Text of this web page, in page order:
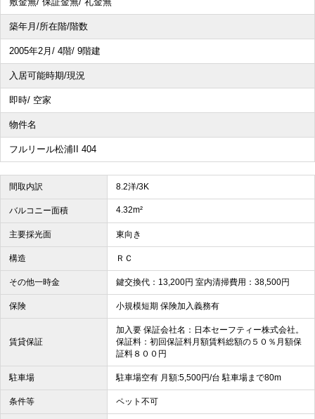
築年月/所在階/階数
2005年2月/ 4階/ 9階建
入居可能時期/現況
即時/ 空家
物件名
フルリール松浦II 404
間取内訳 8.2洋/3K
バルコニー面積 4.32m²
主要採光面 東向き
構造 ＲＣ
その他一時金 鍵交換代：13,200円 室内清掃費用：38,500円
保険 小規模短期 保険加入義務有
賃貸保証
加入要 保証会社名：日本セーフティー株式会社。
保証料：初回保証料月額賃料総額の５０％月額保
証料８００円
駐車場 駐車場空有 月額:5,500円/台 駐車場まで80m
条件等 ペット不可